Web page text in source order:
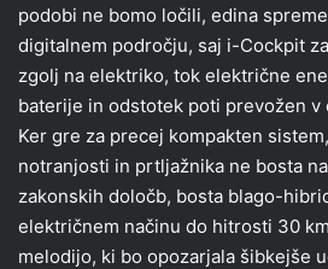
podobi ne bomo ločili, edina
digitalnem področju, saj i-Cockpit
zgolj na elektriko, tok električne
baterije in odstotek poti prevožen v
Ker gre za precej kompakten
notranjosti in prtljažnika ne bosta
zakonskih določb, bosta blago-
električnem načinu do hitrosti 30
melodijo, ki bo opozarjala šibkejše